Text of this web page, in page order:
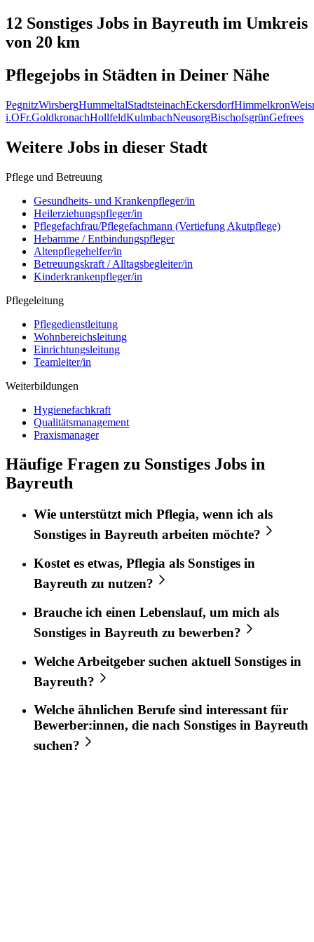
12 Sonstiges Jobs in Bayreuth im Umkreis
von 20 km
Pflegejobs in Städten in Deiner Nähe
PegnitzWirsbergHummeltalStadtsteinachEckersdorfHimmelkron
i.OFr.GoldkronachHollfeldKulmbachNeusorgBischofsgrünGefrees
Weitere Jobs in dieser Stadt
Pflege und Betreuung
Gesundheits- und Krankenpfleger/in
Heilerziehungspfleger/in
Pflegefachfrau/Pflegefachmann (Vertiefung Akutpflege)
Hebamme / Entbindungspfleger
Altenpflegehelfer/in
Betreuungskraft / Alltagsbegleiter/in
Kinderkrankenpfleger/in
Pflegeleitung
Pflegedienstleitung
Wohnbereichsleitung
Einrichtungsleitung
Teamleiter/in
Weiterbildungen
Hygienefachkraft
Qualitätsmanagement
Praxismanager
Häufige Fragen zu Sonstiges Jobs in
Bayreuth
Wie unterstützt mich Pflegia, wenn ich als
Sonstiges in Bayreuth arbeiten möchte?
Kostet es etwas, Pflegia als Sonstiges in
Bayreuth zu nutzen?
Brauche ich einen Lebenslauf, um mich als
Sonstiges in Bayreuth zu bewerben?
Welche Arbeitgeber suchen aktuell Sonstiges in
Bayreuth?
Welche ähnlichen Berufe sind interessant für
Bewerber:innen, die nach Sonstiges in Bayreuth
suchen?